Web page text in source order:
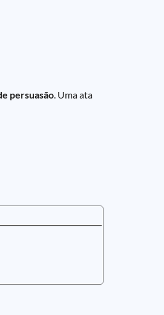
persuasão. Uma ata